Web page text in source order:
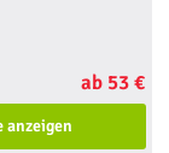
ab 53 €
anzeigen